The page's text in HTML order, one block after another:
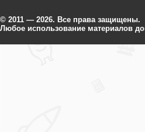
© 2011 — 2026. Все права защищены.
Любое использование материалов